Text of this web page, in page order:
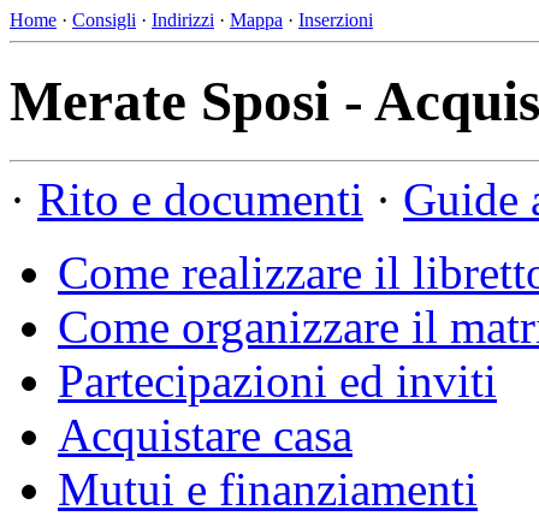
Home · Consigli · Indirizzi · Mappa · Inserzioni
Merate Sposi -
· Rito e documenti · Guide
Come realizzare il
Come organizzare il
Partecipazioni ed inviti
Acquistare casa
Mutui e finanziamenti